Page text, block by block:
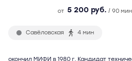
от 5 200 руб. / 90
Савёловская 4 мин
окончил МИФИ в 1980 г. Кандидат